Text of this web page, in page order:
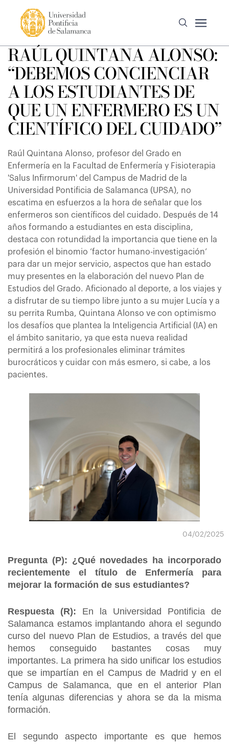
RAÚL QUINTANA ALONSO:
“DEBEMOS CONCIENCIAR
A LOS ESTUDIANTES DE
QUE UN ENFERMERO ES UN
CIENTÍFICO DEL CUIDADO”
Raúl Quintana Alonso, profesor del Grado en
Enfermería en la Facultad de Enfermería y Fisioterapia
'Salus Infirmorum' del Campus de Madrid de la
Universidad Pontificia de Salamanca (UPSA), no
escatima en esfuerzos a la hora de señalar que los
enfermeros son científicos del cuidado. Después de 14
años formando a estudiantes en esta disciplina,
destaca con rotundidad la importancia que tiene en la
profesión el binomio ‘factor humano-investigación’
para dar un mejor servicio, aspectos que han estado
muy presentes en la elaboración del nuevo Plan de
Estudios del Grado. Aficionado al deporte, a los viajes y
a disfrutar de su tiempo libre junto a su mujer Lucía y a
su perrita Rumba, Quintana Alonso ve con optimismo
los desafíos que plantea la Inteligencia Artificial (IA) en
el ámbito sanitario, ya que esta nueva realidad
permitirá a los profesionales eliminar trámites
burocráticos y cuidar con más esmero, si cabe, a los
pacientes.
04/02/2025
Pregunta (P): ¿Qué novedades ha incorporado
recientemente el título de Enfermería para
mejorar la formación de sus estudiantes?
Respuesta (R): En la Universidad Pontificia de
Salamanca estamos implantando ahora el segundo
curso del nuevo Plan de Estudios, a través del que
hemos conseguido bastantes cosas muy
importantes. La primera ha sido unificar los estudios
que se impartían en el Campus de Madrid y en el
Campus de Salamanca, que en el anterior Plan
tenía algunas diferencias y ahora se da la misma
formación.
El segundo aspecto importante es que hemos